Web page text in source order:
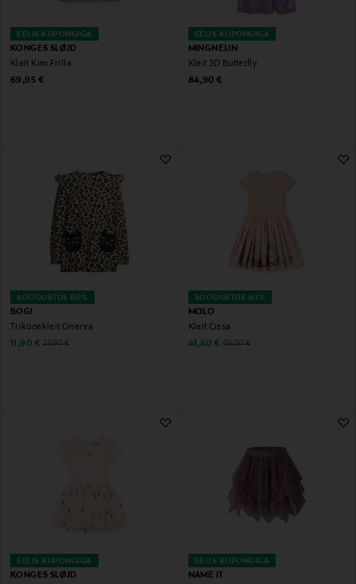
EELIS KUPONGIGA
KONGES SLØJD
Kleit Kim Frilla
Original Price
69,95 €
EELIS KUPONGIGA
MINGNELIN
Kleit 3D Butterfly
Original Price
84,90 €
SOODUSTUS 60%
BOGI
Trikooekleit Onerva
Discounted Price
11,90 € Original Price
29,90 €
SOODUSTUS 40%
MOLO
Kleit Cissa
Discounted Price
41,40 € Original Price
69,00 €
EELIS KUPONGIGA
KONGES SLØJD
EELIS KUPONGIGA
NAME IT